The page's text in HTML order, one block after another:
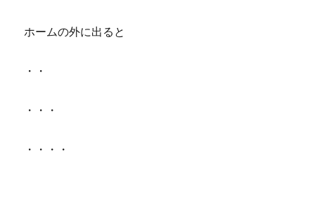
ホームの外に出ると
・・
・・・
・・・・